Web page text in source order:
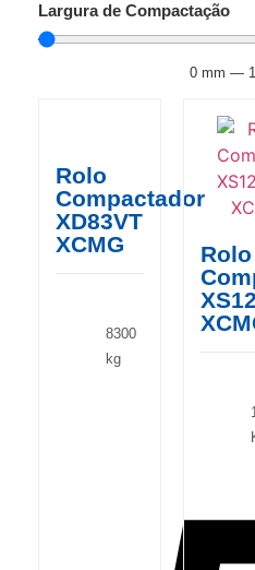
Largura de Compactação
0 mm —
Rolo
Compactador
XD83VT
XCMG
8300
kg
Rolo